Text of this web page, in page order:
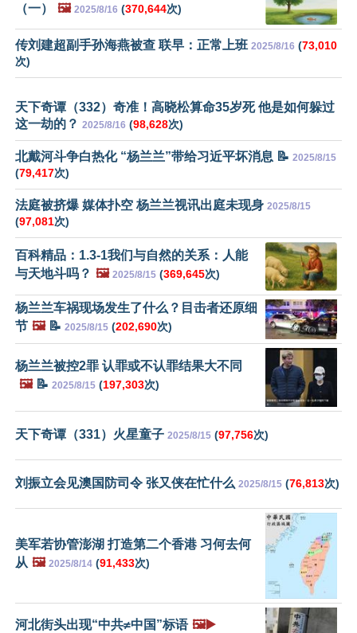
（一）
🖼️ 2025/8/16 (370,644次)
传刘建超副手孙海燕被查 联早：正常上班 2025/8/16 (73,010
次)
天下奇谭（332）奇准！高晓松算命35岁死 他是如何躲过
这一劫的？ 2025/8/16 (98,628次)
北戴河斗争白热化 “杨兰兰”带给习近平坏消息 📝 2025/8/15
(79,417次)
法庭被挤爆 媒体扑空 杨兰兰视讯出庭未现身 2025/8/15
(97,081次)
百科精品：1.3-1我们与自然的关系：人能
与天地斗吗？ 🖼️ 2025/8/15 (369,645次)
杨兰兰车祸现场发生了什么？目击者还原细
节 🖼️📝 2025/8/15 (202,690次)
杨兰兰被控2罪 认罪或不认罪结果大不同
🖼️📝 2025/8/15 (197,303次)
天下奇谭（331）火星童子 2025/8/15 (97,756次)
刘振立会见澳国防司令 张又侠在忙什么 2025/8/15 (76,813次)
美军若协管澎湖 打造第二个香港 习何去何
从 🖼️ 2025/8/14 (91,433次)
河北街头出现“中共≠中国”标语 🖼️▶️